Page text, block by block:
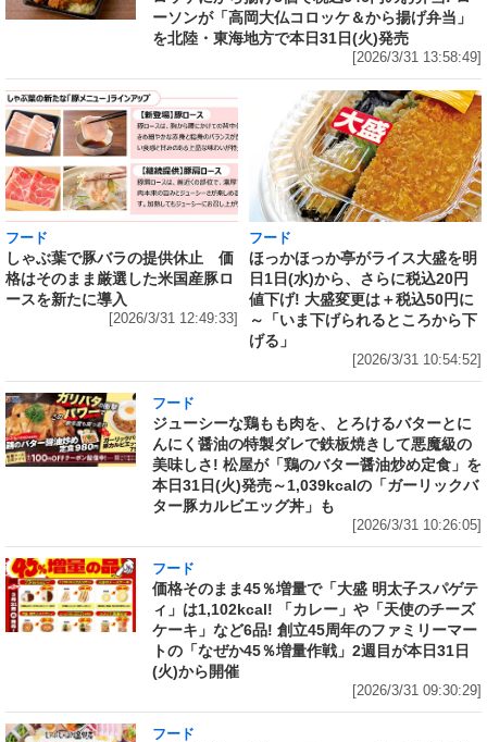
ーソンが「高岡大仏コロッケ＆から揚げ弁当」
を北陸・東海地方で本日31日(火)発売
[2026/3/31 13:58:49]
フード
しゃぶ葉で豚バラの提供休止 価
格はそのまま厳選した米国産豚ロ
ースを新たに導入
[2026/3/31 12:49:33]
フード
ほっかほっか亭がライス大盛を明
日1日(水)から、さらに税込20円
値下げ! 大盛変更は＋税込50円に
～「いま下げられるところから下
げる」
[2026/3/31 10:54:52]
フード
ジューシーな鶏もも肉を、とろけるバターとに
んにく醤油の特製ダレで鉄板焼きして悪魔級の
美味しさ! 松屋が「鶏のバター醤油炒め定食」を
本日31日(火)発売～1,039kcalの「ガーリックバ
ター豚カルビエッグ丼」も
[2026/3/31 10:26:05]
フード
価格そのまま45％増量で「大盛 明太子スパゲテ
ィ」は1,102kcal! 「カレー」や「天使のチーズ
ケーキ」など6品! 創立45周年のファミリーマー
トの「なぜか45％増量作戦」2週目が本日31日
(火)から開催
[2026/3/31 09:30:29]
フード